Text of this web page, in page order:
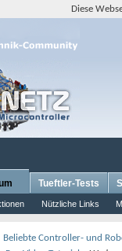
Nützliche Links
Tueftler-Tests
Beliebte Controller- und
Diese